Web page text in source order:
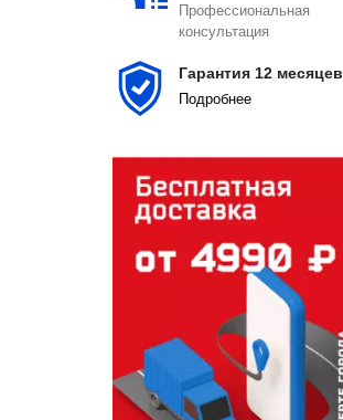
Профессиональная
консультация
Гарантия 12 месяцев
Подробнеe